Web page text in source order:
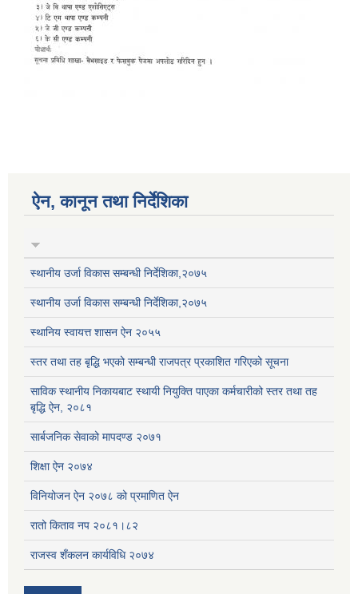
ऐन, कानून तथा निर्देशिका
स्थानीय उर्जा विकास सम्बन्धी निर्देशिका,२०७५
स्थानीय उर्जा विकास सम्बन्धी निर्देशिका,२०७५
स्थानिय स्वायत्त शासन ऐन २०५५
स्तर तथा तह बृद्धि भएको सम्बन्धी राजपत्र प्रकाशित गरिएको सूचना
साविक स्थानीय निकायबाट स्थायी नियुक्ति पाएका कर्मचारीको स्तर तथा तह
बृद्धि ऐन, २०८१
सार्बजनिक सेवाको मापदण्ड २०७१
शिक्षा ऐन २०७४
विनियोजन ऐन २०७८ को प्रमाणित ऐन
रातो किताव नप २०८१।८२
राजस्व शँकलन कार्यविधि २०७४